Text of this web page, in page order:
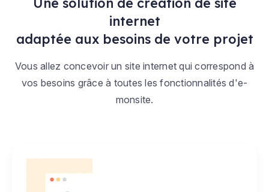
internet
adaptée aux besoins de votre projet
Vous allez concevoir un site internet qui correspond à
vos besoins grâce à toutes les fonctionnalités d'e-
monsite.